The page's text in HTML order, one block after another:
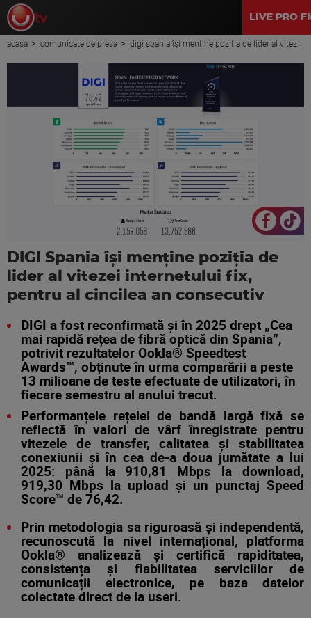
LIVE PRO
acasa comunicate de presa digi spania își menține poziția de lider al vitezei internetului fix, pentru al cincilea an consecutiv
DIGI Spania își menține poziția de
lider al vitezei internetului fix,
pentru al cincilea an consecutiv
DIGI a fost reconfirmată și în 2025 drept „Cea
mai rapidă rețea de fibră optică din Spania”,
potrivit rezultatelor Ookla® Speedtest
Awards™, obținute în urma comparării a peste
13 milioane de teste efectuate de utilizatori, în
fiecare semestru al anului trecut.
Performanțele rețelei de bandă largă fixă se
reflectă în valori de vârf înregistrate pentru
vitezele de transfer, calitatea și stabilitatea
conexiunii și în cea de-a doua jumătate a lui
2025: până la 910,81 Mbps la download,
919,30 Mbps la upload și un punctaj Speed
Score™ de 76,42.
Prin metodologia sa riguroasă și independentă,
recunoscută la nivel internațional, platforma
Ookla® analizează și certifică rapiditatea,
consistența și fiabilitatea serviciilor de
comunicații electronice, pe baza datelor
colectate direct de la useri.